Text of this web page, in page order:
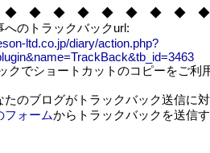
◆ ◆ ◆ ◆ ◆ ◆ ◆ ◆
へのトラックバックurl:
ltd.co.jp/diary/action.php?
クでショートカットのコピーをご利
たのブログがトラックバック送信に
フォームからトラックバックを送信